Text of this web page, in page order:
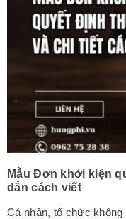
Mẫu Đơn khởi kiện
dẫn cách viết
Cá nhân, tổ chức